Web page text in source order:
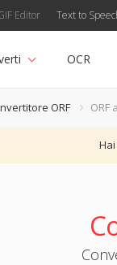
Editor Text to
OCR
ORF ORF